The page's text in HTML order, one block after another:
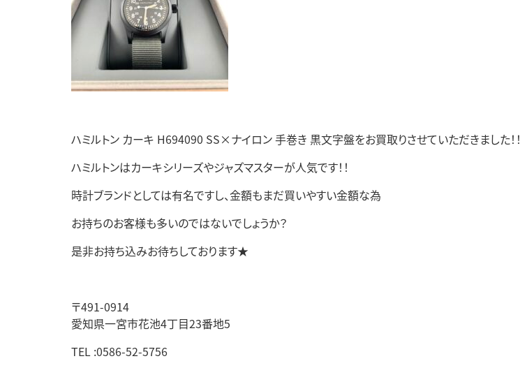
ハミルトン カーキ H694090 SS×ナイロン 手巻き 黒文字盤をお買取りさせていただきました！！
ハミルトンはカーキシリーズやジャズマスターが人気です！！
時計ブランドとしては有名ですし、金額もまだ買いやすい金額な為
お持ちのお客様も多いのではないでしょうか？
是非お持ち込みお待ちしております★
〒491-0914
愛知県一宮市花池4丁目23番地5
TEL :0586-52-5756